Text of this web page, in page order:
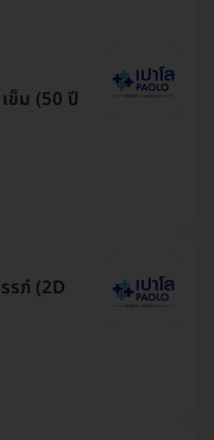
ข็ม (50 ปี
รภ์ (2D